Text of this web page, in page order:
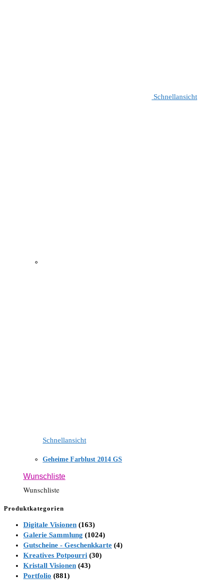
Schnellansicht
Schnellansicht
Geheime Farblust 2014 GS
Wunschliste
Wunschliste
Produktkategorien
Digitale Visionen (163)
Galerie Sammlung (1024)
Gutscheine - Geschenkkarte (4)
Kreatives Potpourri (30)
Kristall Visionen (43)
Portfolio (881)